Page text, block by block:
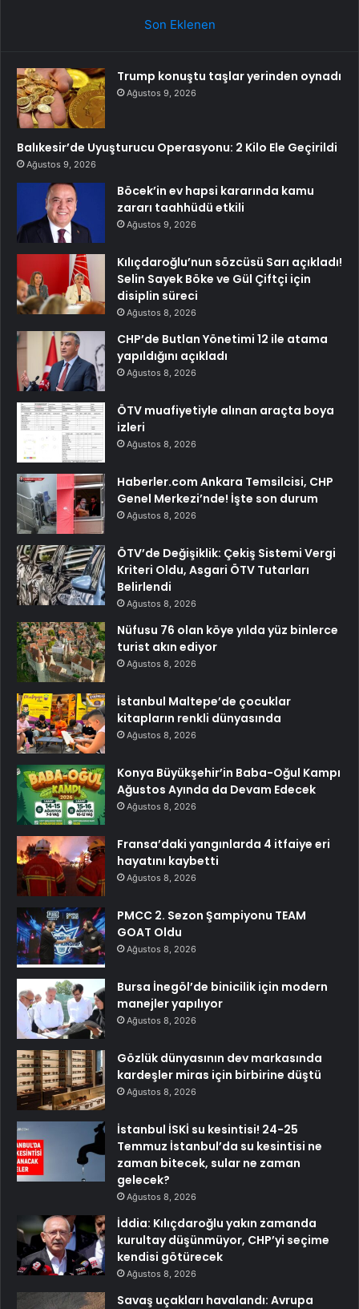
Son Eklenen
Trump konuştu taşlar yerinden oynadı
Ağustos 9, 2026
Balıkesir’de Uyuşturucu Operasyonu: 2 Kilo Ele Geçirildi
Ağustos 9, 2026
Böcek’in ev hapsi kararında kamu
zararı taahhüdü etkili
Ağustos 9, 2026
Kılıçdaroğlu’nun sözcüsü Sarı açıkladı!
Selin Sayek Böke ve Gül Çiftçi için
disiplin süreci
Ağustos 8, 2026
CHP’de Butlan Yönetimi 12 ile atama
yapıldığını açıkladı
Ağustos 8, 2026
ÖTV muafiyetiyle alınan araçta boya
izleri
Ağustos 8, 2026
Haberler.com Ankara Temsilcisi, CHP
Genel Merkezi’nde! İşte son durum
Ağustos 8, 2026
ÖTV’de Değişiklik: Çekiş Sistemi Vergi
Kriteri Oldu, Asgari ÖTV Tutarları
Belirlendi
Ağustos 8, 2026
Nüfusu 76 olan köye yılda yüz binlerce
turist akın ediyor
Ağustos 8, 2026
İstanbul Maltepe’de çocuklar
kitapların renkli dünyasında
Ağustos 8, 2026
Konya Büyükşehir’in Baba-Oğul Kampı
Ağustos Ayında da Devam Edecek
Ağustos 8, 2026
Fransa’daki yangınlarda 4 itfaiye eri
hayatını kaybetti
Ağustos 8, 2026
PMCC 2. Sezon Şampiyonu TEAM
GOAT Oldu
Ağustos 8, 2026
Bursa İnegöl’de binicilik için modern
manejler yapılıyor
Ağustos 8, 2026
Gözlük dünyasının dev markasında
kardeşler miras için birbirine düştü
Ağustos 8, 2026
İstanbul İSKİ su kesintisi! 24-25
Temmuz İstanbul’da su kesintisi ne
zaman bitecek, sular ne zaman
gelecek?
Ağustos 8, 2026
İddia: Kılıçdaroğlu yakın zamanda
kurultay düşünmüyor, CHP’yi seçime
kendisi götürecek
Ağustos 8, 2026
Savaş uçakları havalandı: Avrupa